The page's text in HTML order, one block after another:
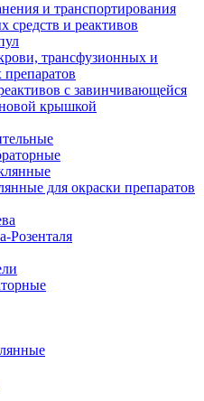
и транспортирования
средств и реактивов
трансфузионных и
с завинчивающейся
крышкой
для окраски препаратов
Розенталя